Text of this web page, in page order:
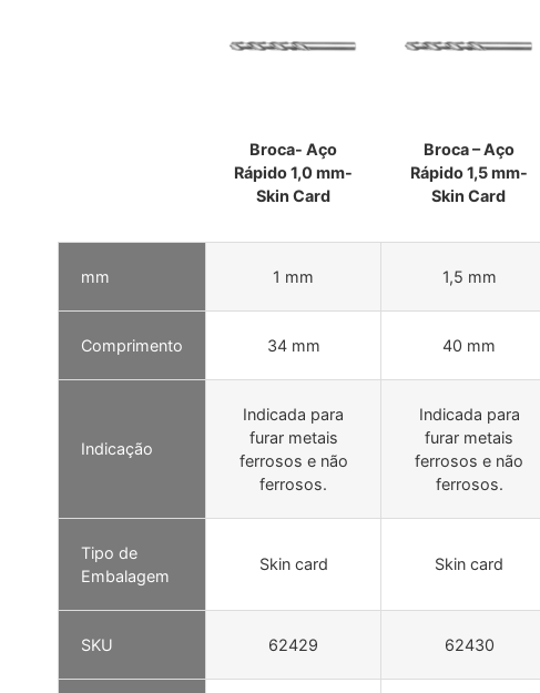
Broca- Aço
Rápido 1,0 mm-
Skin Card
Broca – Aço
Rápido 1,5 mm-
Skin Card
mm 1 mm 1,5 mm
Comprimento 34 mm 40 mm
Indicação
Indicada para
furar metais
ferrosos e não
ferrosos.
Indicada para
furar metais
ferrosos e não
ferrosos.
Tipo de
Embalagem
Skin card Skin card
SKU 62429 62430